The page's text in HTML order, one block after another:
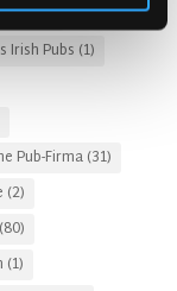
(6)
Irish Pubs (1)
Pub-Firma(31)
(2)
(80)
(1)